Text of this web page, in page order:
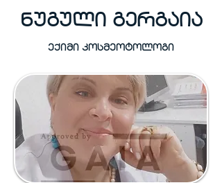
ნუგული გერგაია
ექიმი კოსმეოტოლოგი